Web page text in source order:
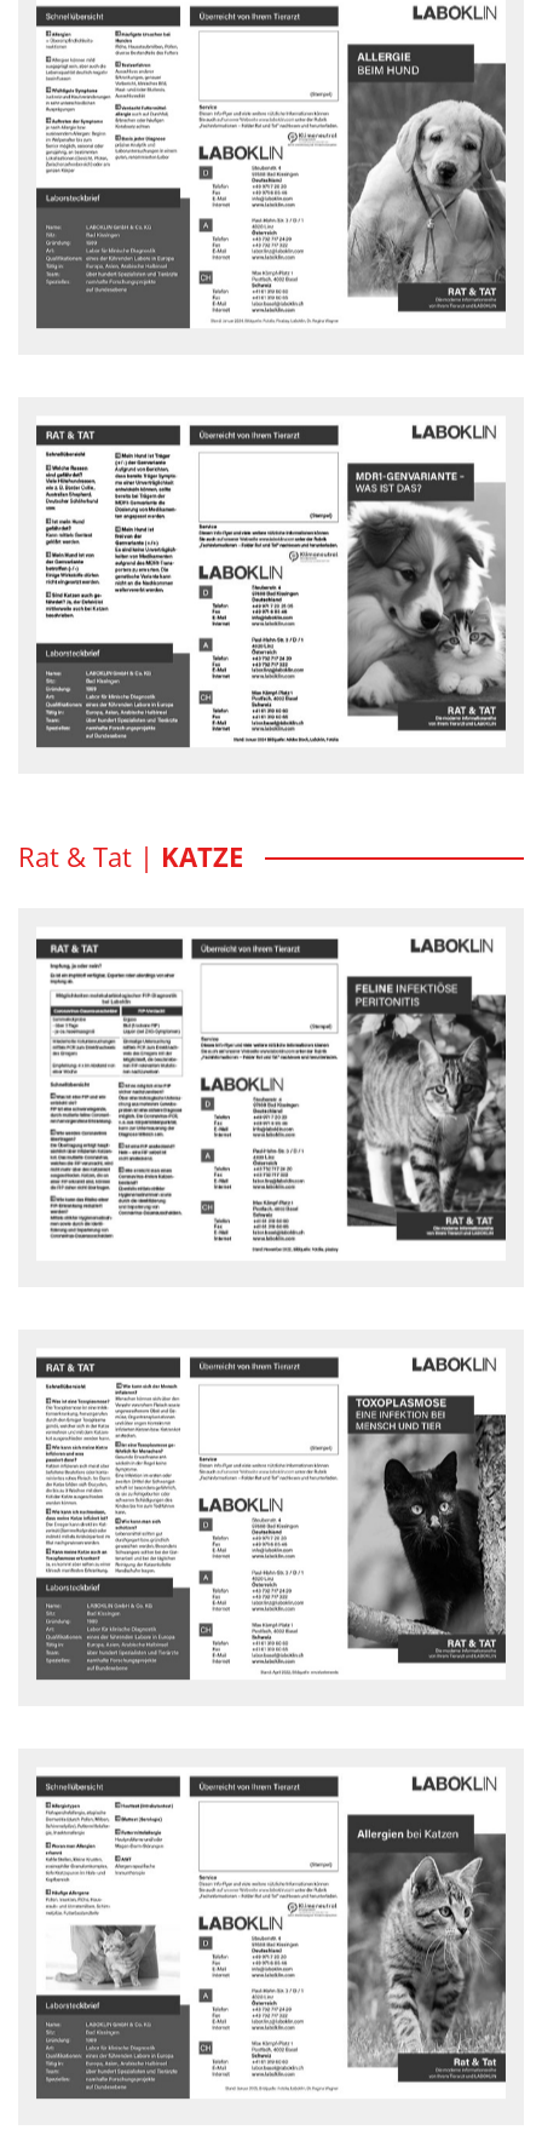
Allergie beim Hund
Rat und Tat Flyer - downloaden
MDR1-GENVARIANTE – WAS IST DAS?
Multi Drug Resistance, kurz MDR1, beschreibt ein Gen, dessen
Variante verantwortlich ist für die extreme Überempfindlichkeit
einiger Rasse- und Mischlingshunde gegen verschiedene
Medikamente.
Rat und Tat Flyer - downloaden
Rat & Tat | KATZE
FELINE INFEKTIÖSE PERITONITIS
Was ist eine FIP und wie entsteht sie?
Rat und Tat Flyer - downloaden
Toxoplasmose
Rat und Tat Flyer - downloaden
Allergien bei Katze
Was sind Allergien? Woran erkennt man Allergien bei Katzen?
Rat und Tat Flyer - downloaden